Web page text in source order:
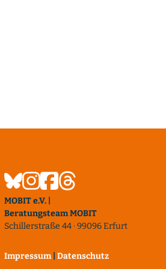
MOBIT e.V. |
Beratungsteam MOBIT
Schillerstraße 44 · 99096 Erfurt
Impressum Datenschutz